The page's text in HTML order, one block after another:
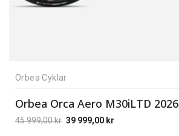
Orbea Cyklar
Orbea Orca Aero M30iLTD 2026
45 999,00kr 39 999,00 kr